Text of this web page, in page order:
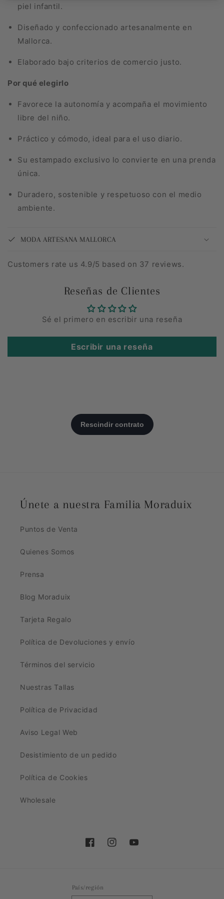
piel infantil.
Diseñado y confeccionado artesanalmente en
Mallorca.
Elaborado bajo criterios de comercio justo.
Por qué elegirlo
Favorece la autonomía y acompaña el movimiento
libre del niño.
Práctico y cómodo, ideal para el uso diario.
Su estampado exclusivo lo convierte en una prenda
única.
Duradero, sostenible y respetuoso con el medio
ambiente.
MODA ARTESANA MALLORCA
Customers rate us 4.9/5 based on 37 reviews.
Reseñas de Clientes
Sé el primero en escribir una reseña
Escribir una reseña
Únete a nuestra Familia Moraduix
Puntos de Venta
Quienes Somos
Prensa
Blog Moraduix
Tarjeta Regalo
Política de Devoluciones y envío
Términos del servicio
Nuestras Tallas
Política de Privacidad
Aviso Legal Web
Desistimiento de un pedido
Política de Cookies
Wholesale
FacebookInstagramYouTube
País/región